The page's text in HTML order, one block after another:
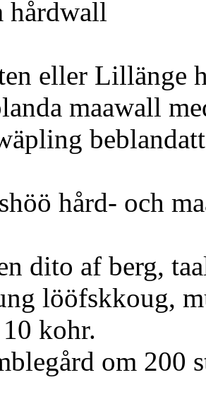
eller Lillänge
maawall
hård- och
dito af berg,
lööfskkoug,
kohr.
om 200